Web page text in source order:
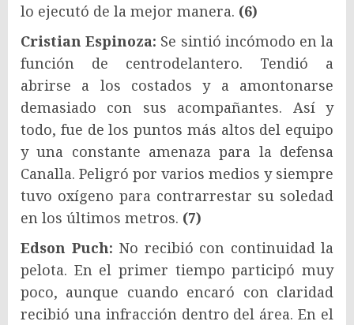
lo ejecutó de la mejor manera. (6)
Cristian Espinoza: Se sintió incómodo en la
función de centrodelantero. Tendió a
abrirse a los costados y a amontonarse
demasiado con sus acompañantes. Así y
todo, fue de los puntos más altos del equipo
y una constante amenaza para la defensa
Canalla. Peligró por varios medios y siempre
tuvo oxígeno para contrarrestar su soledad
en los últimos metros. (7)
Edson Puch: No recibió con continuidad la
pelota. En el primer tiempo participó muy
poco, aunque cuando encaró con claridad
recibió una infracción dentro del área. En el